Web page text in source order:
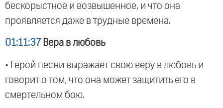
бескорыстное и возвышенное, и что она
проявляется даже в трудные времена.
01:11:37 Вера в любовь
• Герой песни выражает свою веру в любовь и
говорит о том, что она может защитить его в
смертельном бою.